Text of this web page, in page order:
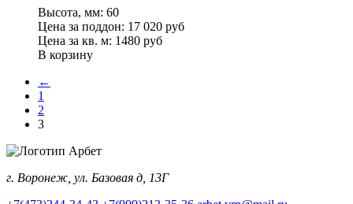
Высота, мм: 60
Цена за поддон: 17 020 руб
Цена за кв. м: 1480 руб
В корзину
←
1
2
3
г. Воронеж, ул. Базовая д, 13Г